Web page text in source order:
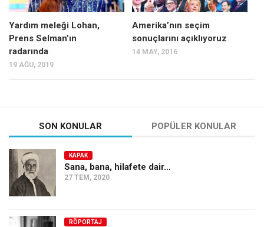
Karisi kitap sualleri
7 soruda bu hafta
Ekonomi
Spor
Gıda-Beslenme
Türkiye
Siyaset
Avrupa
Yardım meleği Lohan,
Prens Selman’ın
radarında
19 AĞU, 2019
Amerika’nın seçim
sonuçlarını açıklıyoruz
14 MAY, 2016
SON KONULAR POPÜLER KONULAR
KAPAK
Sana, bana, hilafete dair…
27 TEM, 2020
RÖPORTAJ